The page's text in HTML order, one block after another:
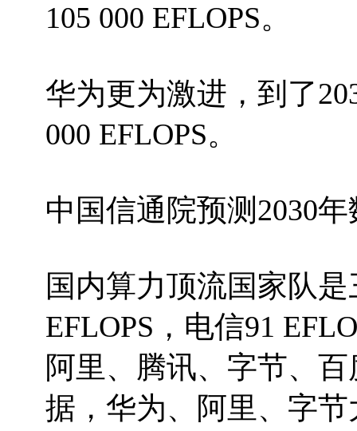
105 000 EFLOPS。
华为更为激进，到了
000 EFLOPS。
中国信通院预测2030年
国内算力顶流国家队
EFLOPS，电信91
阿里、腾讯、字节、
据，华为、阿里、字节